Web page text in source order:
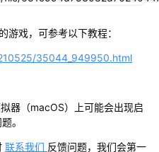
游戏，可参考以下教程：
35044_949950.html
器（macOS）上可能会出现启
。
联系我们 反馈问题，我们会第一